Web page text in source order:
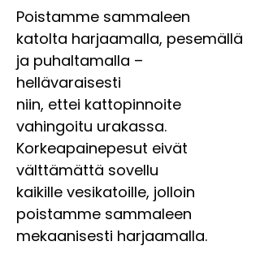
Poistamme sammaleen
katolta harjaamalla, pesemällä
ja puhaltamalla –
hellävaraisesti
niin, ettei kattopinnoite
vahingoitu urakassa.
Korkeapainepesut eivät
välttämättä sovellu
kaikille vesikatoille, jolloin
poistamme sammaleen
mekaanisesti harjaamalla.